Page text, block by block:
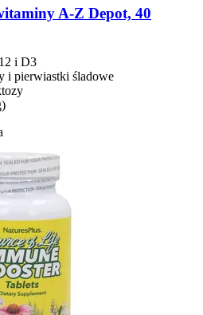
A-​Z Depot, 40
i D3
i pierwiastki śladowe